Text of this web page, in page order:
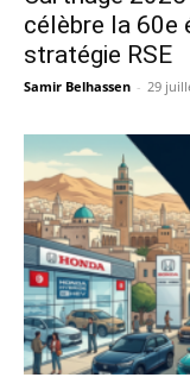
célèbre la 60e
stratégie RSE
Samir Belhassen - 29